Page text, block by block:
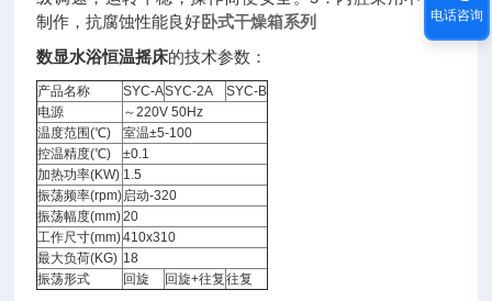
制作，抗腐蚀性能良好卧式干燥箱系列
数显水浴恒温摇床的技术参数：
产品名称 SYC-ASYC-2A
SYC-B
电源
～220V 50Hz
温度范围(℃)
室温±5-100
控温精度(℃)
±0.1
加热功率(KW) 1.5
振荡频率(rpm)启动-320
振荡幅度(mm)20
工作尺寸(mm)410x310
最大负荷(KG) 18
振荡形式
回旋 回旋+往复往复
电话咨询